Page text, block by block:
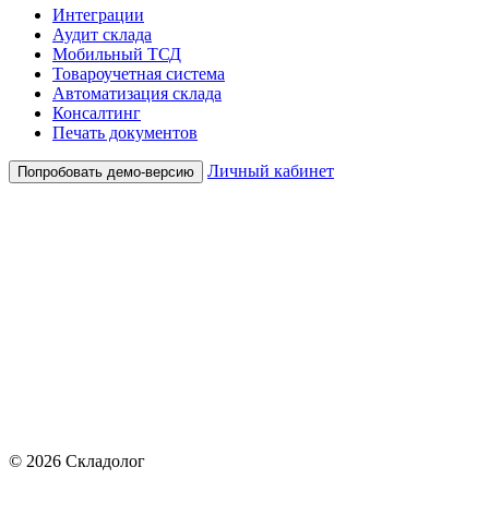
Интеграции
Аудит склада
Мобильный ТСД
Товароучетная система
Автоматизация склада
Консалтинг
Печать документов
Попробовать демо-версию Личный кабинет
© 2026 Складолог